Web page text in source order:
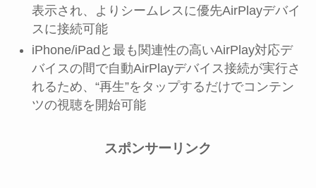
表示され、よりシームレスに優先AirPlayデバイ
スに接続可能
iPhone/iPadと最も関連性の高いAirPlay対応デ
バイスの間で自動AirPlayデバイス接続が実行さ
れるため、“再生”をタップするだけでコンテン
ツの視聴を開始可能
スポンサーリンク